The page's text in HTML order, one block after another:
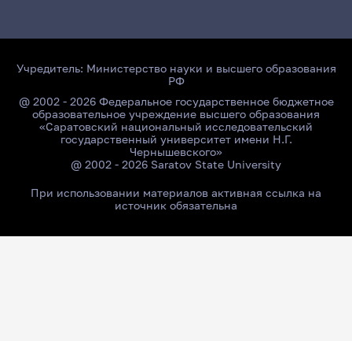
Учредитель: Министерство науки и высшего образования
РФ
@ 2002 - 2026 Федеральное государственное бюджетное
образовательное учреждение высшего образования
«Саратовский национальный исследовательский
государственный университет имени Н.Г.
Чернышевского»
@ 2002 - 2026 Saratov State University
При использовании материалов активная ссылка на
источник обязательна